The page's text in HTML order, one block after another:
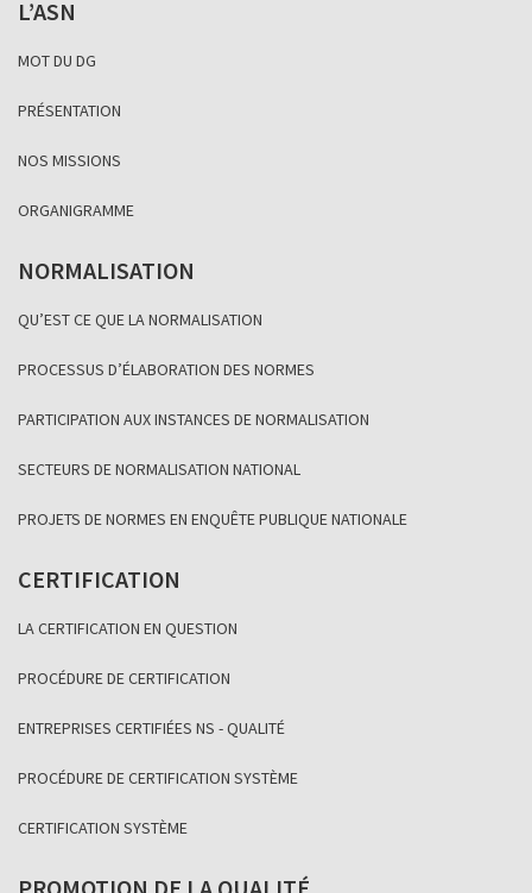
L’ASN
MOT DU DG
PRÉSENTATION
NOS MISSIONS
ORGANIGRAMME
NORMALISATION
QU’EST CE QUE LA NORMALISATION
PROCESSUS D’ÉLABORATION DES NORMES
PARTICIPATION AUX INSTANCES DE NORMALISATION
SECTEURS DE NORMALISATION NATIONAL
PROJETS DE NORMES EN ENQUÊTE PUBLIQUE NATIONALE
CERTIFICATION
LA CERTIFICATION EN QUESTION
PROCÉDURE DE CERTIFICATION
ENTREPRISES CERTIFIÉES NS - QUALITÉ
PROCÉDURE DE CERTIFICATION SYSTÈME
CERTIFICATION SYSTÈME
PROMOTION DE LA QUALITÉ